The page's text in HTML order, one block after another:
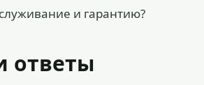
и гарантию?
ответы